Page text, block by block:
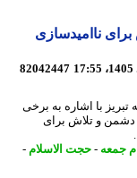
ناامیدسازی
82042447
با اشاره به برخی
و تلاش برای
-حجت الاسلام-